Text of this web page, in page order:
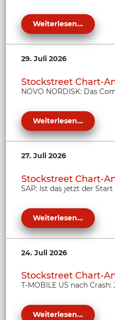
Weiterlesen...
29. Juli 2026
Stockstreet Chart-
NOVO NORDISK: Das
Weiterlesen...
27. Juli 2026
Stockstreet Chart-
SAP: Ist das jetzt der
Weiterlesen...
24. Juli 2026
Stockstreet Chart-
T-MOBILE US nach
Weiterlesen...